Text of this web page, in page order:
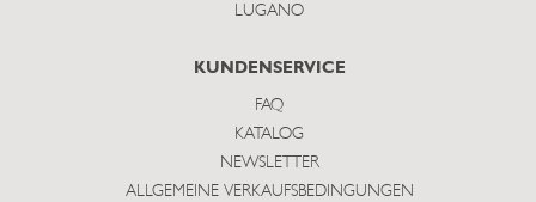
LUGANO
KUNDENSERVICE
FAQ
KATALOG
NEWSLETTER
ALLGEMEINE VERKAUFSBEDINGUNGEN